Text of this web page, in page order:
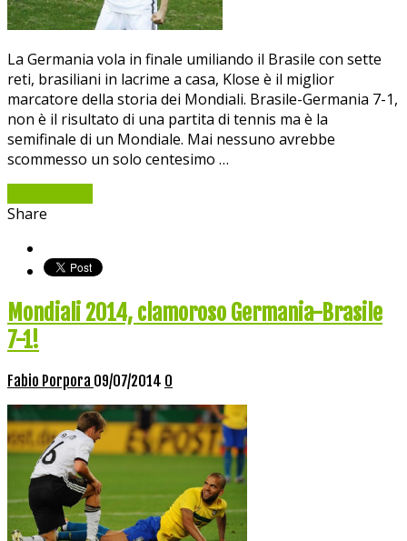
La Germania vola in finale umiliando il Brasile con sette
reti, brasiliani in lacrime a casa, Klose è il miglior
marcatore della storia dei Mondiali. Brasile-Germania 7-1,
non è il risultato di una partita di tennis ma è la
semifinale di un Mondiale. Mai nessuno avrebbe
scommesso un solo centesimo …
Share
Mondiali 2014, clamoroso Germania-Brasile
7-1!
Fabio Porpora 09/07/2014 0